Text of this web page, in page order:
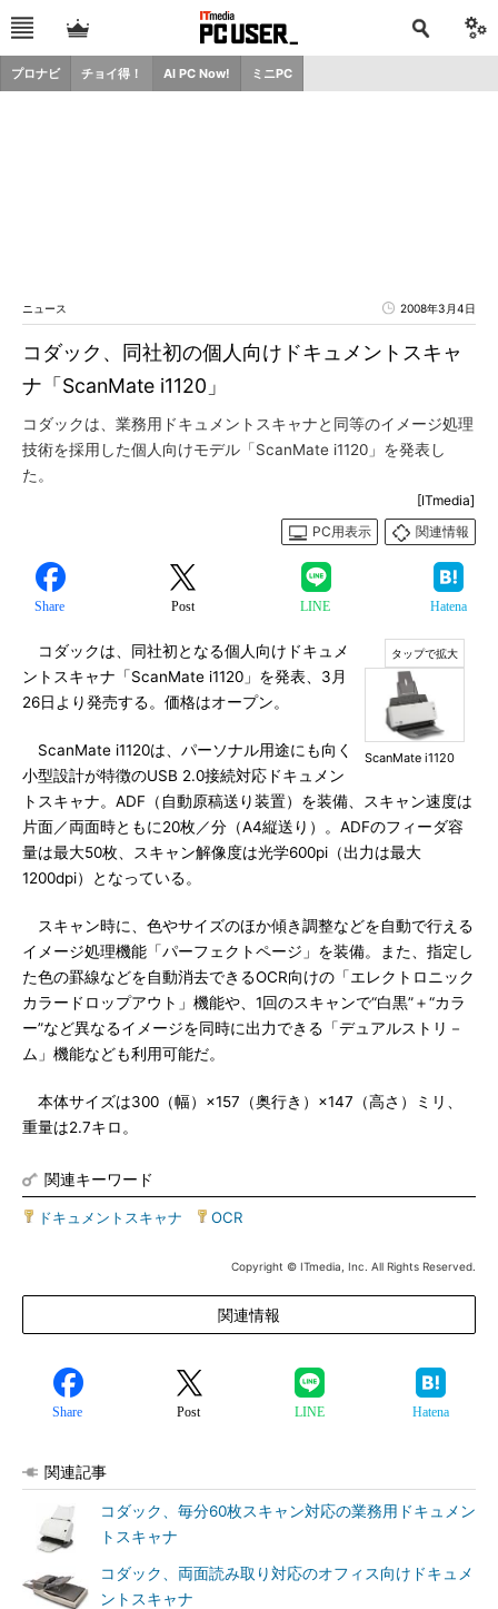
プロナビ チョイ得！ AI PC Now! ミニPC
ニュース 2008年3月4日
コダック、同社初の個人向けドキュメントスキャ
ナ「ScanMate i1120」
コダックは、業務用ドキュメントスキャナと同等のイメージ処理
技術を採用した個人向けモデル「ScanMate i1120」を発表し
た。
[ITmedia]
PC用表示
関連情報
Share Post LINE Hatena
ScanMate i1120
コダックは、同社初となる個人向けドキュメ
ントスキャナ「ScanMate i1120」を発表、3月
26日より発売する。価格はオープン。
ScanMate i1120は、パーソナル用途にも向く
小型設計が特徴のUSB 2.0接続対応ドキュメン
トスキャナ。ADF（自動原稿送り装置）を装備、スキャン速度は
片面／両面時ともに20枚／分（A4縦送り）。ADFのフィーダ容
量は最大50枚、スキャン解像度は光学600pi（出力は最大
1200dpi）となっている。
スキャン時に、色やサイズのほか傾き調整などを自動で行える
イメージ処理機能「パーフェクトページ」を装備。また、指定し
た色の罫線などを自動消去できるOCR向けの「エレクトロニック
カラードロップアウト」機能や、1回のスキャンで“白黒”＋“カラ
ー”など異なるイメージを同時に出力できる「デュアルストリ－
ム」機能なども利用可能だ。
本体サイズは300（幅）×157（奥行き）×147（高さ）ミリ、
重量は2.7キロ。
関連キーワード
ドキュメントスキャナ OCR
Copyright © ITmedia, Inc. All Rights Reserved.
関連情報
Share Post LINE Hatena
関連記事
コダック、毎分60枚スキャン対応の業務用ドキュメン
トスキャナ
コダック、両面読み取り対応のオフィス向けドキュメ
ントスキャナ